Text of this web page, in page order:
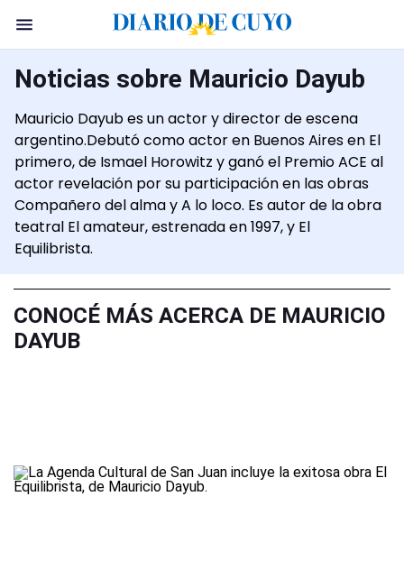
Noticias sobre Mauricio Dayub
Mauricio Dayub es un actor y director de escena
argentino.​Debutó como actor en Buenos Aires en El
primero, de Ismael Horowitz y ganó el Premio ACE al
actor revelación por su participación en las obras
Compañero del alma y A lo loco.​ Es autor de la obra
teatral El amateur, estrenada en 1997, y El
Equilibrista.
CONOCÉ MÁS ACERCA DE MAURICIO
DAYUB